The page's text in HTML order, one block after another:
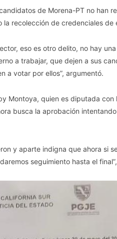
de Morena-PT no han
recolección de credenciales de
eso es otro delito, no hay
a trabajar, que dejen a sus
a votar por ellos”, argumentó.
Montoya, quien es diputada con
busca la aprobación
y aparte indigna que ahora si
seguimiento hasta el